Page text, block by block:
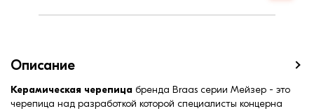
Описание
Керамическая черепица бренда Braas серии Мейзер - это
черепица над разработкой которой специалисты концерна